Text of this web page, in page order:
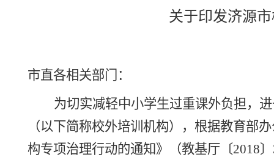
关于印发济源
市直各相关部门：
为切实减轻中小学生过重课外负担，
（以下简称校外培训机构）， 根据教育部
构专项治理行动的通知》（教基厅〔2018